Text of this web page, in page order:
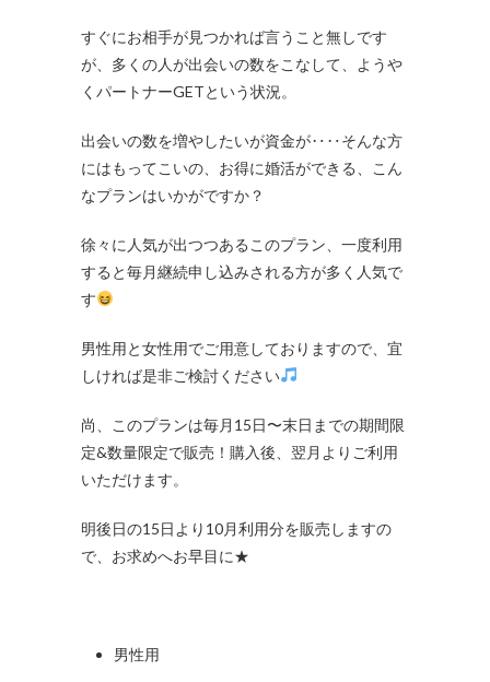
すぐにお相手が見つかれば言うこと無しです
が、多くの人が出会いの数をこなして、ようや
くパートナーGETという状況。
出会いの数を増やしたいが資金が‥‥そんな方
にはもってこいの、お得に婚活ができる、こん
なプランはいかがですか？
徐々に人気が出つつあるこのプラン、一度利用
すると毎月継続申し込みされる方が多く人気で
す
男性用と女性用でご用意しておりますので、宜
しければ是非ご検討ください
尚、このプランは毎月15日〜末日までの期間限
定&数量限定で販売！購入後、翌月よりご利用
いただけます。
明後日の15日より10月利用分を販売しますの
で、お求めへお早目に★
男性用